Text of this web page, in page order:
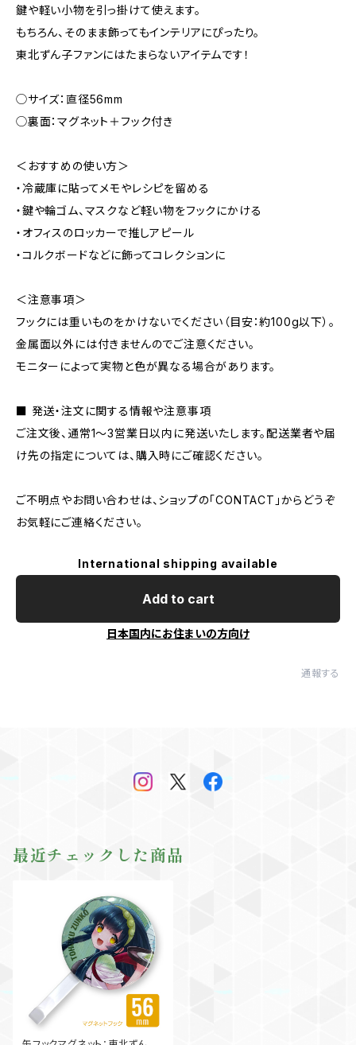
鍵や軽い小物を引っ掛けて使えます。
もちろん、そのまま飾ってもインテリアにぴったり。
東北ずん子ファンにはたまらないアイテムです！
◯サイズ：直径56mm
◯裏面：マグネット＋フック付き
＜おすすめの使い方＞
・冷蔵庫に貼ってメモやレシピを留める
・鍵や輪ゴム、マスクなど軽い物をフックにかける
・オフィスのロッカーで推しアピール
・コルクボードなどに飾ってコレクションに
＜注意事項＞
フックには重いものをかけないでください（目安：約100g以下）。
金属面以外には付きませんのでご注意ください。
モニターによって実物と色が異なる場合があります。
■ 発送・注文に関する情報や注意事項
ご注文後、通常1〜3営業日以内に発送いたします。配送業者や届
け先の指定については、購入時にご確認ください。
ご不明点やお問い合わせは、ショップの「CONTACT」からどうぞ
お気軽にご連絡ください。
International shipping available
Add to cart
日本国内にお住まいの方向け
通報する
最近チェックした商品